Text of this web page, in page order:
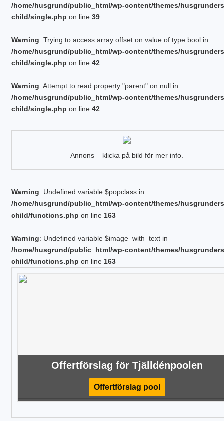
/home/husgrund/public_html/wp-content/themes/
child/single.php on line 39
Warning: Trying to access array offset on value of type bool in
/home/husgrund/public_html/wp-content/themes/
child/single.php on line 42
Warning: Attempt to read property "parent" on null in
/home/husgrund/public_html/wp-content/themes/
child/single.php on line 42
Annons – klicka på bild för mer info.
Warning: Undefined variable $popclass in
/home/husgrund/public_html/wp-content/themes/
child/functions.php on line 163
Warning: Undefined variable $image_with_text in
/home/husgrund/public_html/wp-content/themes/
child/functions.php on line 163
Offertförslag för Tjälldénpoolen
Offertförslag pool